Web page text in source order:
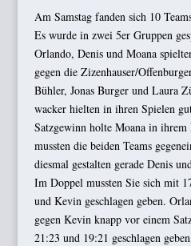
Am Samstag fanden sich 10
Es wurde in zwei 5er Gruppen
Orlando, Denis und Moana
gegen die Zizenhauser/
Bühler, Jonas Burger und Laura
wacker hielten in ihren Spielen
Satzgewinn holte Moana in
mussten die beiden Teams
diesmal gestalten gerade Denis
Im Doppel mussten Sie sich mit
und Kevin geschlagen geben.
gegen Kevin knapp vor einem
21:23 und 19:21 geschlagen